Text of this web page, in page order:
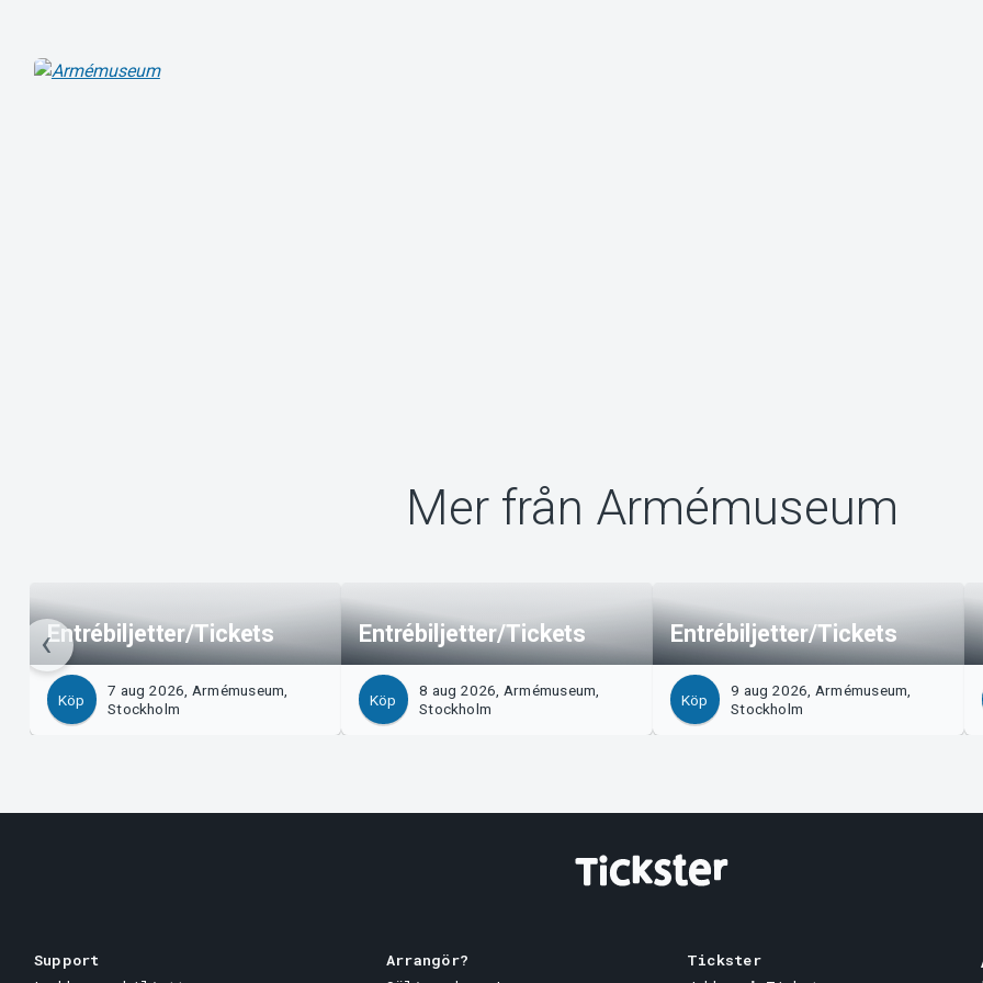
Mer från Armémuseum
Entrébiljetter/Tickets
Köp
7 aug 2026, Armémuseum,
Stockholm
Entrébiljetter/Tickets
Köp
8 aug 2026, Armémuseum,
Stockholm
Entrébiljetter/Tickets
Köp
9 aug 2026, Armémuseum,
Stockholm
Support
Arrangör?
Tickster